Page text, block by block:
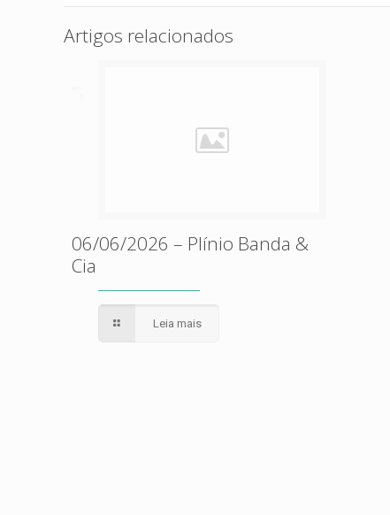
Artigos relacionados
06/06/2026 – Plínio Banda &
Cia
Leia mais